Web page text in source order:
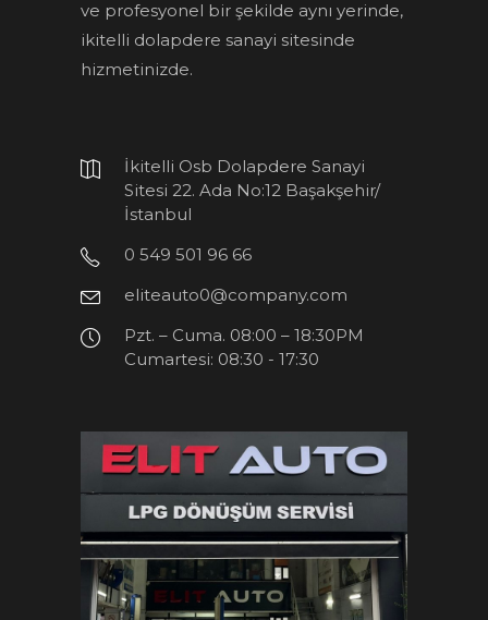
ve profesyonel bir şekilde aynı yerinde,
ikitelli dolapdere sanayi sitesinde
hizmetinizde.
İkitelli Osb Dolapdere Sanayi
Sitesi 22. Ada No:12 Başakşehir/
İstanbul
0 549 501 96 66
eliteauto0@company.com
Pzt. – Cuma. 08:00 – 18:30PM
Cumartesi: 08:30 - 17:30